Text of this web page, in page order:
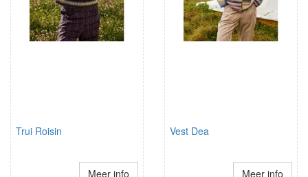
Trui Roisin
Meer info
Vest Dea
Meer info